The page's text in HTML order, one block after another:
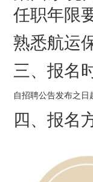
任职年限
熟悉航运
三、报名
自招聘公告发布之日
四、报名